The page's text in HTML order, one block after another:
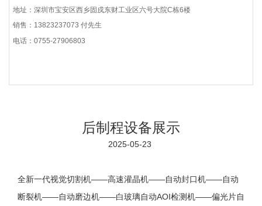
地址：深圳市宝安区西乡固戍东财工业区六号大院C栋6楼
销售：13823237073 付先生
电话：0755-27906803
后制程设备展示
2025-05-23
全新一代视觉切割机——高速灌晶机——自动封口机——自动
断裂机——自动磨边机——白玻璃自动AOI检测机——偏光片自